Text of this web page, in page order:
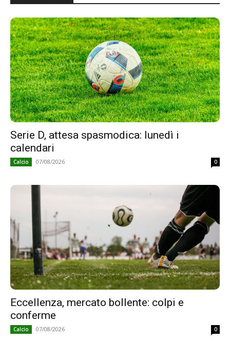
Serie D, attesa spasmodica: lunedì i
calendari
Calcio 07/08/2026 0
Eccellenza, mercato bollente: colpi e
conferme
Calcio 07/08/2026 0